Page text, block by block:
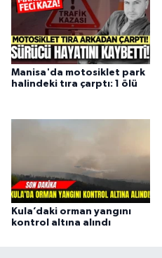
Manisa'da motosiklet park
halindeki tıra çarptı: 1 ölü
Kula’daki orman yangını
kontrol altına alındı